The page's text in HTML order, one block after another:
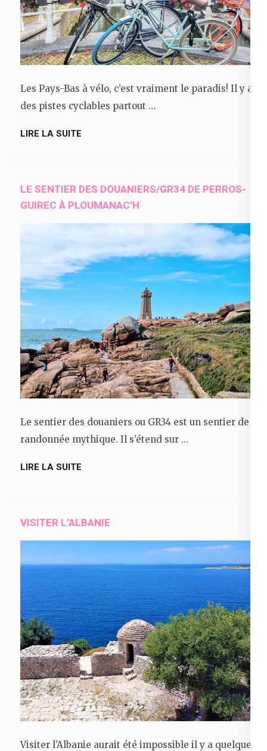
Les Pays-Bas à vélo, c’est vraiment le paradis! Il y a
des pistes cyclables partout …
LIRE LA SUITE
LE SENTIER DES DOUANIERS/GR34 DE PERROS-
GUIREC À PLOUMANAC’H
Le sentier des douaniers ou GR34 est un sentier de
randonnée mythique. Il s’étend sur …
LIRE LA SUITE
VISITER L’ALBANIE
Visiter l’Albanie aurait été impossible il y a quelques